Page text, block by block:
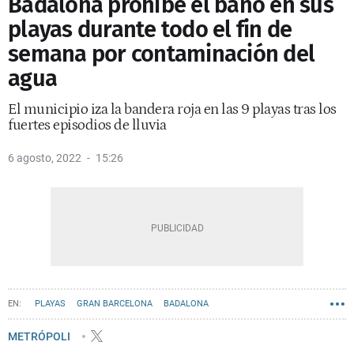
playas durante todo el fin de
semana por contaminación del
agua
El municipio iza la bandera roja en las 9 playas tras los
fuertes episodios de lluvia
6 agosto, 2022 15:26
PLAYAS GRAN BARCELONA BADALONA
METRÓPOLI